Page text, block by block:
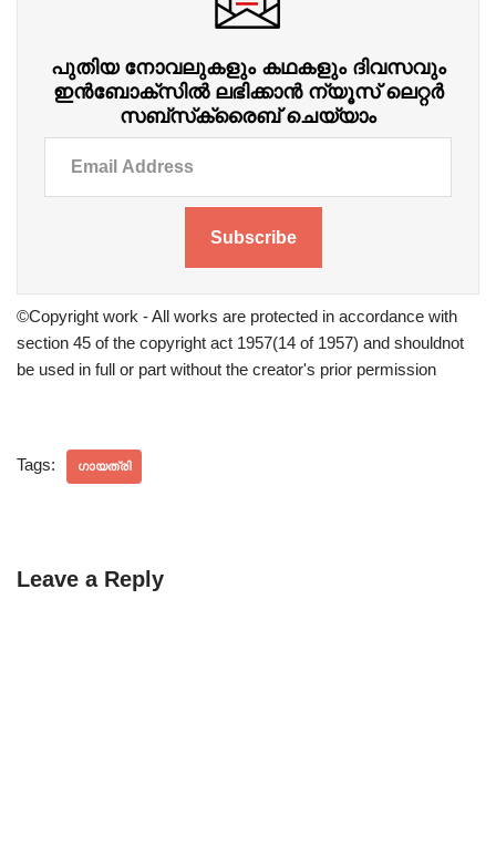
പുതിയ നോവലുകളും കഥകളും ദിവസവും
ഇന്‍ബോക്‌സില്‍ ലഭിക്കാന്‍ ന്യൂസ് ലെറ്റർ
സബ്‌സ്‌ക്രൈബ് ചെയ്യാം
Subscribe
©Copyright work - All works are protected in accordance with
section 45 of the copyright act 1957(14 of 1957) and shouldnot
be used in full or part without the creator's prior permission
Tags: ഗായത്രി
Leave a Reply